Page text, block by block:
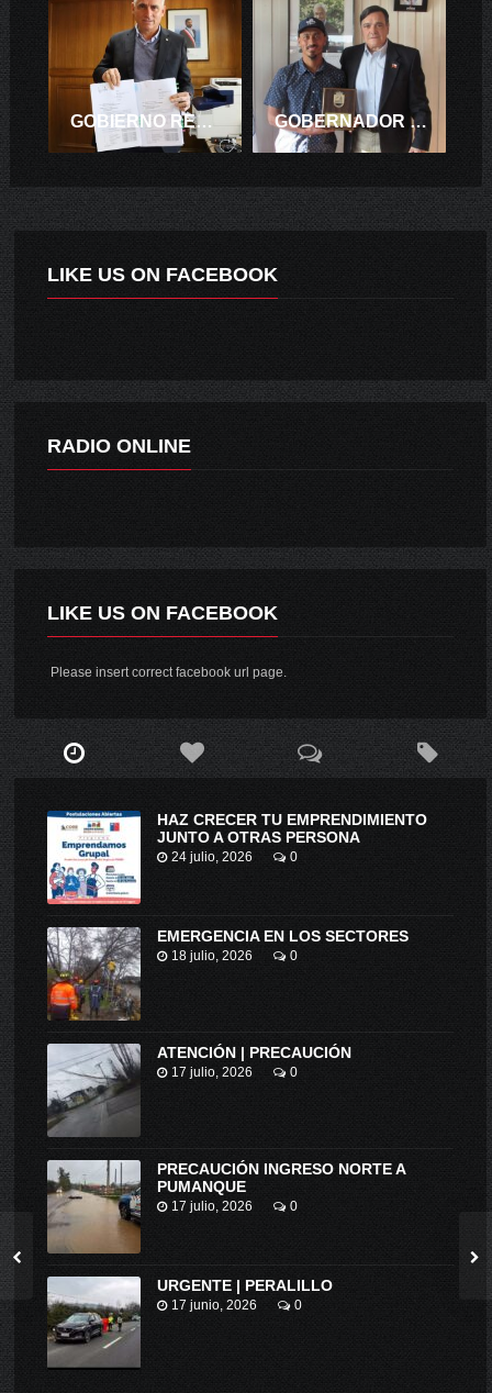
GOBIERNO REGIONAL PRIORIZA PROGRAMAS POR $7 MIL MILLONES EN APOYO DE LAS Y LOS EMPRENDEDORES Y DE LA AGRICULTURA DE O’HIGGINS. GOBERNADOR DE CARDENAL CARO REALIZÓ HOMENAJE A SURFISTA RAMÓN NAVARRO.
LIKE US ON FACEBOOK
RADIO ONLINE
LIKE US ON FACEBOOK
Please insert correct facebook url page.
HAZ CRECER TU EMPRENDIMIENTO
JUNTO A OTRAS PERSONA
24 julio, 2026 0
EMERGENCIA EN LOS SECTORES
18 julio, 2026 0
ATENCIÓN | PRECAUCIÓN
17 julio, 2026 0
PRECAUCIÓN INGRESO NORTE A
PUMANQUE
17 julio, 2026 0
URGENTE | PERALILLO
17 junio, 2026 0